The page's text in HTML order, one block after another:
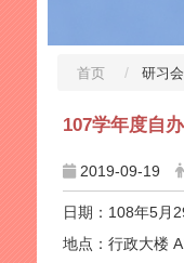
首页 研习
107学年度自
2019-09-19
日期：108年5月
地点：行政大楼